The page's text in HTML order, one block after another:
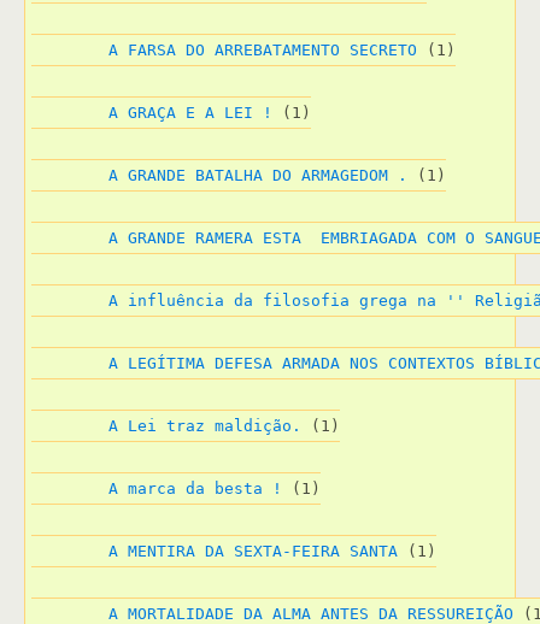
A FARSA DO ARREBATAMENTO SECRETO (1)
A GRAÇA E A LEI ! (1)
A GRANDE BATALHA DO ARMAGEDOM . (1)
A GRANDE RAMERA ESTA  EMBRIAGADA COM O
A influência da filosofia grega na ''
A LEGÍTIMA DEFESA ARMADA NOS CONTEXTOS
A Lei traz maldição. (1)
A marca da besta ! (1)
A MENTIRA DA SEXTA-FEIRA SANTA (1)
A MORTALIDADE DA ALMA ANTES DA RESSUREIÇÃO